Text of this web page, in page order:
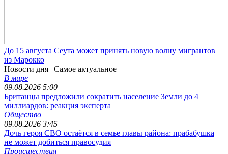
До 15 августа Сеута может принять новую волну мигрантов
из Марокко
Новости дня | Самое актуальное
В мире
09.08.2026 5:00
Британцы предложили сократить население Земли до 4
миллиардов: реакция эксперта
Общество
09.08.2026 3:45
Дочь героя СВО остаётся в семье главы района: прабабушка
не может добиться правосудия
Происшествия